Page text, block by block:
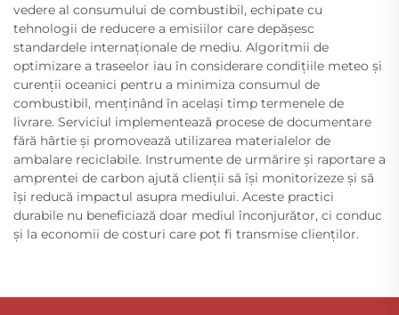
vedere al consumului de combustibil, echipate cu
tehnologii de reducere a emisiilor care depășesc
standardele internaționale de mediu. Algoritmii de
optimizare a traseelor iau în considerare condițiile meteo și
curenții oceanici pentru a minimiza consumul de
combustibil, menținând în același timp termenele de
livrare. Serviciul implementează procese de documentare
fără hârtie și promovează utilizarea materialelor de
ambalare reciclabile. Instrumente de urmărire și raportare a
amprentei de carbon ajută clienții să își monitorizeze și să
își reducă impactul asupra mediului. Aceste practici
durabile nu beneficiază doar mediul înconjurător, ci conduc
și la economii de costuri care pot fi transmise clienților.